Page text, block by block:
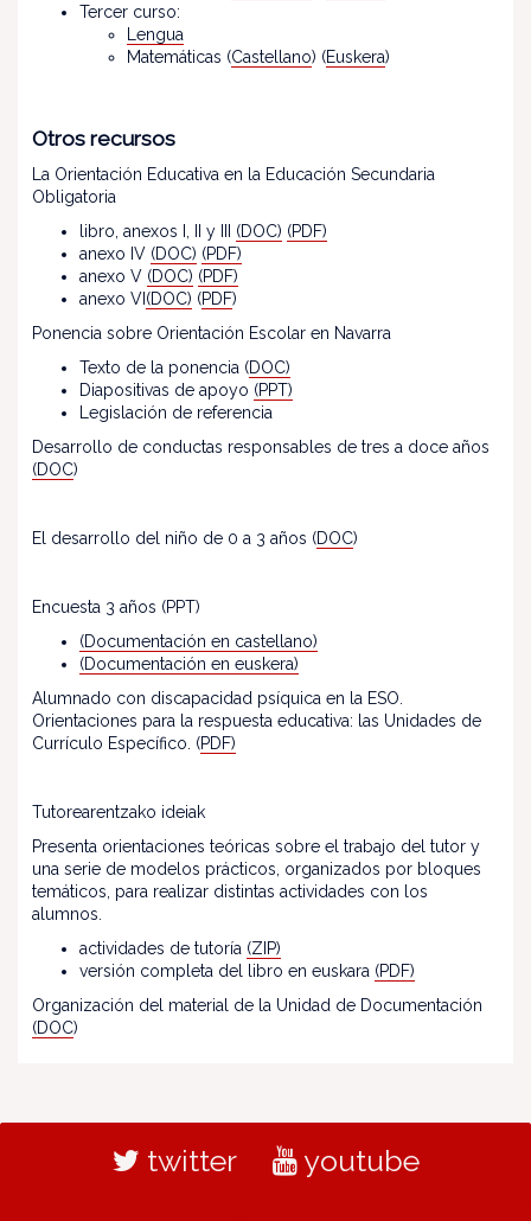
Tercer curso:
Lengua
Matemáticas (Castellano) (Euskera)
Otros recursos
La Orientación Educativa en la Educación Secundaria
Obligatoria
libro, anexos I, II y III (DOC) (PDF)
anexo IV (DOC) (PDF)
anexo V (DOC) (PDF)
anexo VI (DOC) (PDF)
Ponencia sobre Orientación Escolar en Navarra
Texto de la ponencia (DOC)
Diapositivas de apoyo (PPT)
Legislación de referencia
Desarrollo de conductas responsables de tres a doce años
(DOC)
El desarrollo del niño de 0 a 3 años (DOC)
Encuesta 3 años (PPT)
(Documentación en castellano)
(Documentación en euskera)
Alumnado con discapacidad psíquica en la ESO.
Orientaciones para la respuesta educativa: las Unidades de
Currículo Específico. (PDF)
Tutorearentzako ideiak
Presenta orientaciones teóricas sobre el trabajo del tutor y
una serie de modelos prácticos, organizados por bloques
temáticos, para realizar distintas actividades con los
alumnos.
actividades de tutoría (ZIP)
versión completa del libro en euskara (PDF)
Organización del material de la Unidad de Documentación
(DOC)
twitter youtube